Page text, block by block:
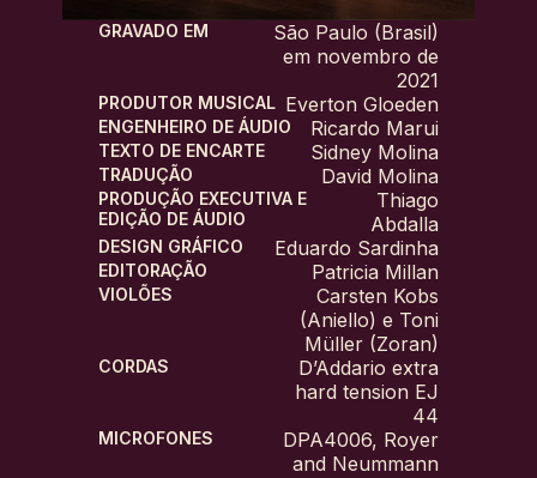
GRAVADO EM
São Paulo (Brasil)
em novembro de
2021
PRODUTOR MUSICAL Everton Gloeden
ENGENHEIRO DE ÁUDIO Ricardo Marui
TEXTO DE ENCARTE Sidney Molina
TRADUÇÃO David Molina
PRODUÇÃO EXECUTIVA E
EDIÇÃO DE ÁUDIO
Thiago
Abdalla
DESIGN GRÁFICO Eduardo Sardinha
EDITORAÇÃO Patricia Millan
VIOLÕES
Carsten Kobs
(Aniello) e Toni
Müller (Zoran)
CORDAS
D’Addario extra
hard tension EJ
44
MICROFONES
DPA4006, Royer
and Neummann